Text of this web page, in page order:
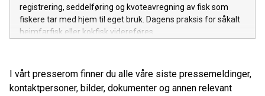
registrering, seddelføring og kvoteavregning av fisk som
fiskere tar med hjem til eget bruk. Dagens praksis for såkalt
heimfarfisk eller kokfisk videreføres.
I vårt presserom finner du alle våre siste pressemeldinger,
kontaktpersoner, bilder, dokumenter og annen relevant